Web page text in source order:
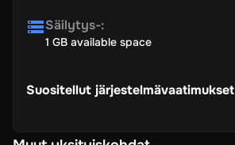
Säilytys-:
1 GB available space
Suositellut järjestelmävaatimukset